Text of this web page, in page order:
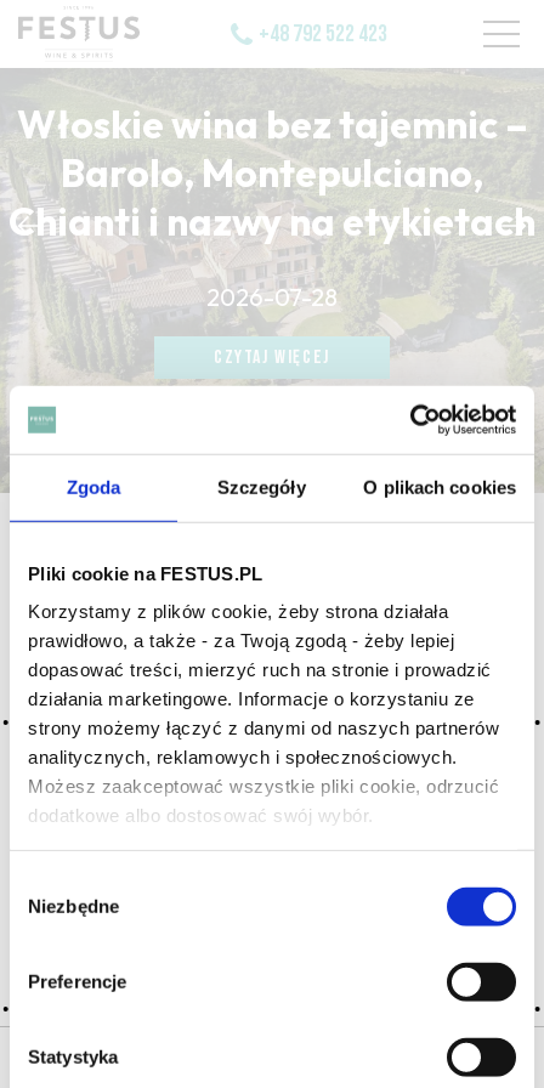
Zgoda Szczegóły O plikach cookies
Pliki cookie na FESTUS.PL
Korzystamy z plików cookie, żeby strona działała
prawidłowo, a także - za Twoją zgodą - żeby lepiej
dopasować treści, mierzyć ruch na stronie i prowadzić
działania marketingowe. Informacje o korzystaniu ze
strony możemy łączyć z danymi od naszych partnerów
analitycznych, reklamowych i społecznościowych.
Możesz zaakceptować wszystkie pliki cookie, odrzucić
dodatkowe albo dostosować swój wybór.
zgody
Niezbędne
Preferencje
Statystyka
Czy masz ukończone 18 lat?
+48 792 522 423
Włoskie wina bez tajemnic –
Barolo, Montepulciano,
Chianti i nazwy na etykietach
2026-07-28
CZYTAJ WIĘCEJ
CZYTAJ WIĘCEJ
CZYTAJ WIĘCEJ
Archiwum wpisów tagu:
garrafeira port
porto garrafeira
2016-05-10
rzadki już typ porto, które najpierw przez pierwsze kilka lat
dojrzewa w kadzi (minimum 5 lat), następnie przez wiele lat
w garafão (minimum 8 lat), następnie przed sprzedażą jest
CZYTAJ WIĘCEJ